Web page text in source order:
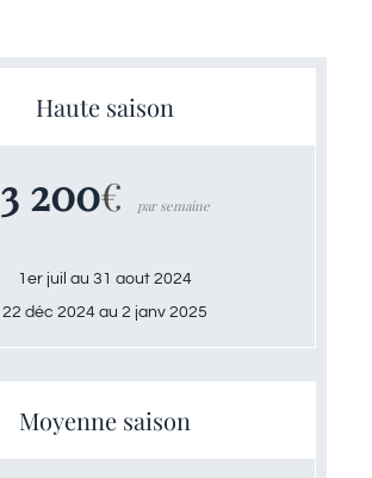
Haute saison
3 200€ par semaine
1er juil au 31 aout 2024
22 déc 2024 au 2 janv 2025
Moyenne saison